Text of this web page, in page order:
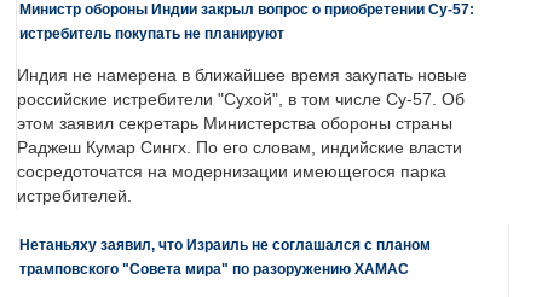
Министр обороны Индии закрыл вопрос о приобретении Су-57:
истребитель покупать не планируют
Индия не намерена в ближайшее время закупать новые
российские истребители "Сухой", в том числе Су-57. Об
этом заявил секретарь Министерства обороны страны
Раджеш Кумар Сингх. По его словам, индийские власти
сосредоточатся на модернизации имеющегося парка
истребителей.
Нетаньяху заявил, что Израиль не соглашался с планом
трамповского "Совета мира" по разоружению ХАМАС